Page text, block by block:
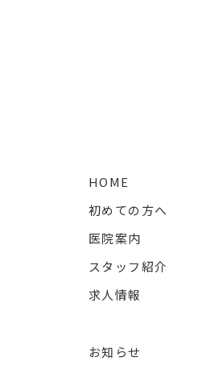
HOME
初めての方へ
医院案内
スタッフ紹介
求人情報
お知らせ